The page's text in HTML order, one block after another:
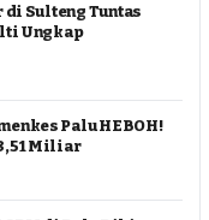
Sulteng Tuntas
Ungkap
Palu HEBOH!
Miliar